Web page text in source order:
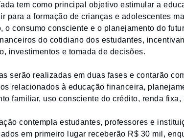
tem como principal objetivo estimular a
para a formação de crianças e adolescentes
o consumo consciente e o planejamento do
do cotidiano dos estudantes,
investimentos e tomada de decisões.
serão realizadas em duas fases e contarão
relacionados à educação financeira,
familiar, uso consciente do crédito, renda
contempla estudantes, professores e
em primeiro lugar receberão R$ 30 mil,